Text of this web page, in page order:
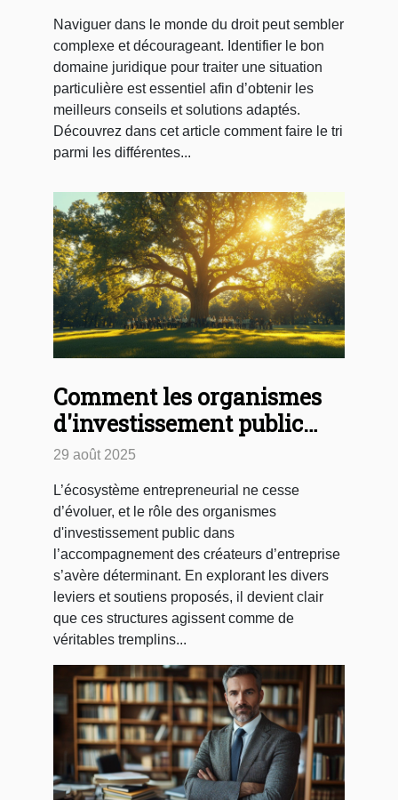
Naviguer dans le monde du droit peut sembler
complexe et décourageant. Identifier le bon
domaine juridique pour traiter une situation
particulière est essentiel afin d’obtenir les
meilleurs conseils et solutions adaptés.
Découvrez dans cet article comment faire le tri
parmi les différentes...
Comment les organismes
d'investissement public
soutiennent-ils les
entrepreneurs ?
29 août 2025
L’écosystème entrepreneurial ne cesse
d’évoluer, et le rôle des organismes
d'investissement public dans
l’accompagnement des créateurs d’entreprise
s’avère déterminant. En explorant les divers
leviers et soutiens proposés, il devient clair
que ces structures agissent comme de
véritables tremplins...